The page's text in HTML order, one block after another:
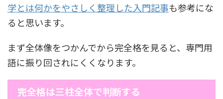
学とは何かをやさしく整理した入門記事も参考にな
ると思います。
まず全体像をつかんでから完全格を見ると、専門用
語に振り回されにくくなります。
完全格は三柱全体で判断する